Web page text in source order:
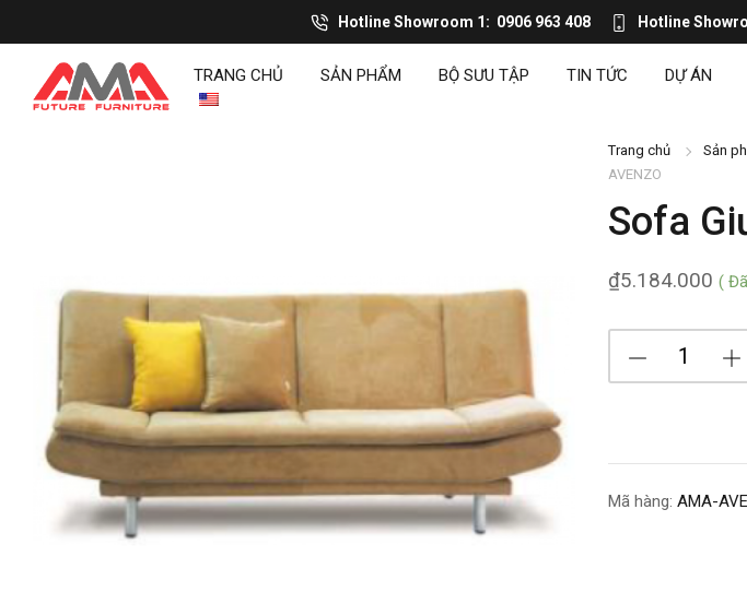
Hotline Showroom 1 0906 963 408 Hotline
TRANG CHỦ SẢN PHẨM BỘ SƯU TẬP TIN TỨC DỰ ÁN
Trang chủ Sản
AVENZO
Sofa
5.184.000
₫ (
Mã hàng: AMA-